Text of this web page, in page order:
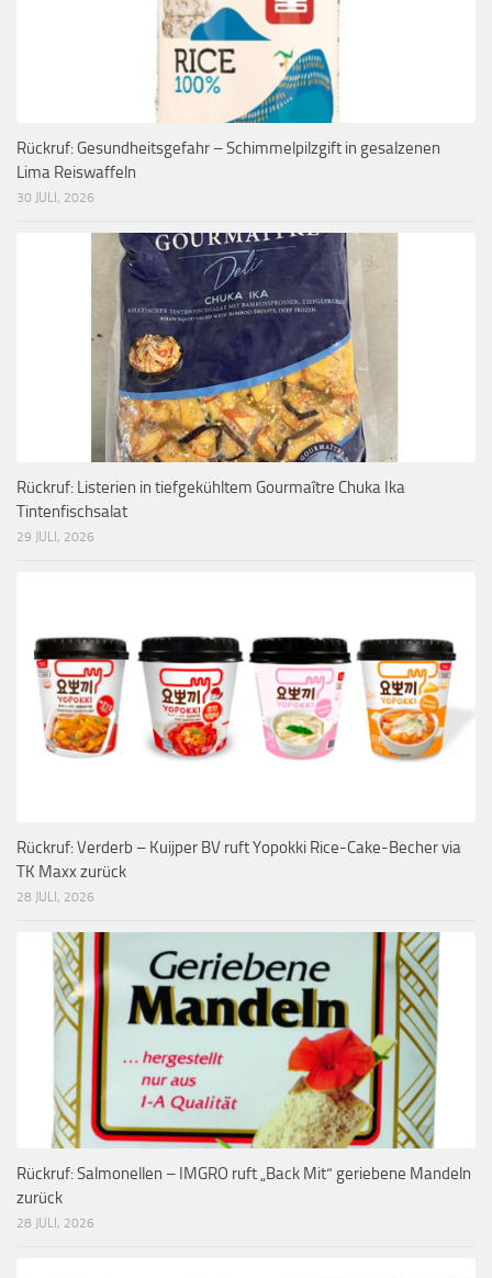
Rückruf: Gesundheitsgefahr – Schimmelpilzgift in gesalzenen
Lima Reiswaffeln
30 JULI, 2026
Rückruf: Listerien in tiefgekühltem Gourmaître Chuka Ika
Tintenfischsalat
29 JULI, 2026
Rückruf: Verderb – Kuijper BV ruft Yopokki Rice-Cake-Becher via
TK Maxx zurück
28 JULI, 2026
Rückruf: Salmonellen – IMGRO ruft „Back Mit“ geriebene Mandeln
zurück
28 JULI, 2026